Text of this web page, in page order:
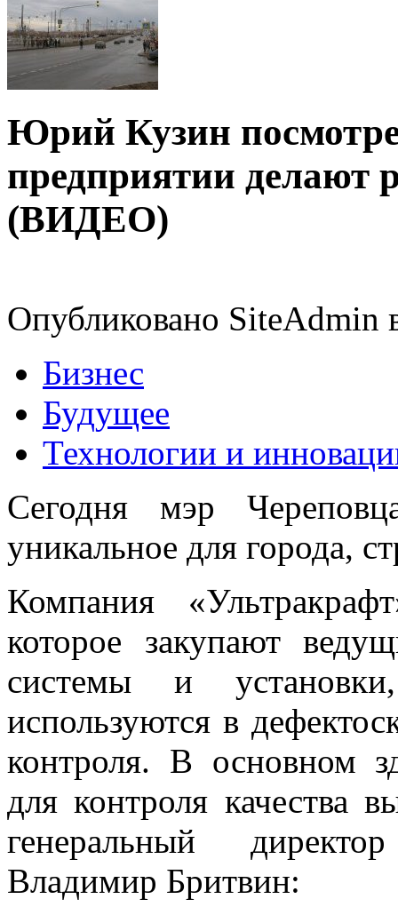
Юрий Кузин
предприятии делают
(ВИДЕО)
Опубликовано SiteAdmin
Бизнес
Будущее
Технологии и
Сегодня мэр
уникальное для города,
Компания
которое закупают
системы и
используются в
контроля. В основном
для контроля качества
генеральный
Владимир Бритвин: